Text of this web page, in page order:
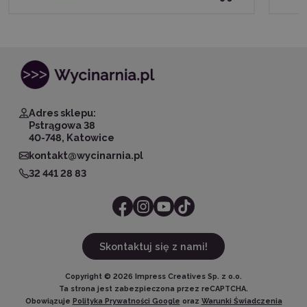
Adres sklepu:
Pstrągowa 38
40-748, Katowice
kontakt@wycinarnia.pl
32 441 28 83
Skontaktuj się z nami!
Copyright © 2026 Impress Creatives Sp. z o.o.
Ta strona jest zabezpieczona przez reCAPTCHA.
Obowiązuje Polityka Prywatności Google oraz Warunki Świadczenia